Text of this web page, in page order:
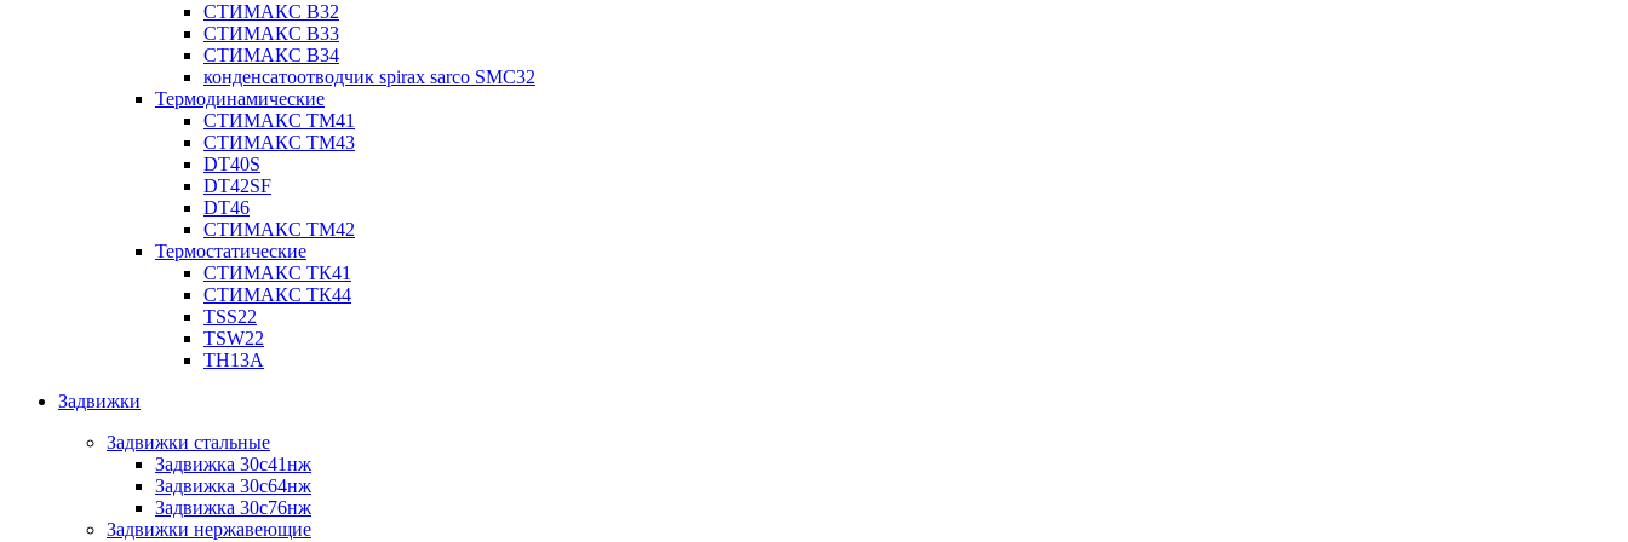
СТИМАКС В32
СТИМАКС В33
СТИМАКС B34
конденсатоотводчик spirax sarco SMC32
Термодинамические
СТИМАКС ТМ41
СТИМАКС ТМ43
DT40S
DT42SF
DT46
СТИМАКС ТМ42
Термостатические
СТИМАКС ТК41
СТИМАКС ТК44
TSS22
TSW22
TH13A
Задвижки
Задвижки стальные
Задвижка 30с41нж
Задвижка 30с64нж
Задвижка 30с76нж
Задвижки нержавеющие